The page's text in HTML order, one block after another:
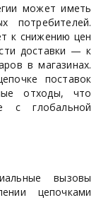
может иметь
потребителей.
к снижению цен
доставки — к
в магазинах.
поставок
отходы, что
с глобальной
вызовы
цепочками